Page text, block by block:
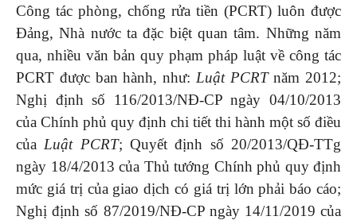
Công tác phòng, chống rửa tiền (PCRT) luôn được
Đảng, Nhà nước ta đặc biệt quan tâm. Những năm
qua, nhiều văn bản quy phạm pháp luật về công tác
PCRT được ban hành, như: Luật PCRTnăm 2012;
Nghị định số 116/2013/NĐ-CP ngày 04/10/2013
của Chính phủ quy định chi tiết thi hành một số điều
của Luật PCRT; Quyết định số 20/2013/QĐ-TTg
ngày 18/4/2013 của Thủ tướng Chính phủ quy định
mức giá trị của giao dịch có giá trị lớn phải báo cáo;
Nghị định số 87/2019/NĐ-CP ngày 14/11/2019 của